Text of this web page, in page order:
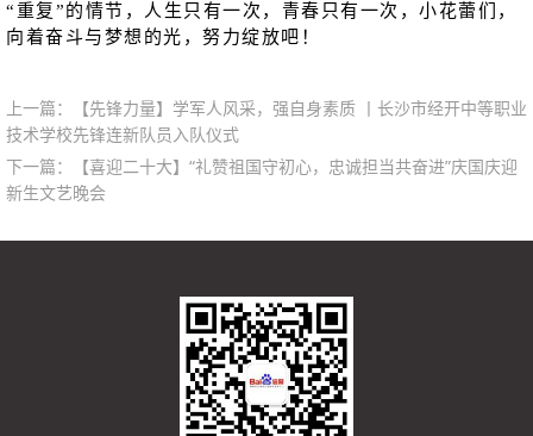
“重复”的情节，人生只有一次，青春只有一次，小花蕾们，
向着奋斗与梦想的光，努力绽放吧！
上一篇：
【先锋力量】学军人风采，强自身素质 丨长沙市经开中等职业
技术学校先锋连新队员入队仪式
下一篇：
【喜迎二十大】“礼赞祖国守初心，忠诚担当共奋进”庆国庆迎
新生文艺晚会